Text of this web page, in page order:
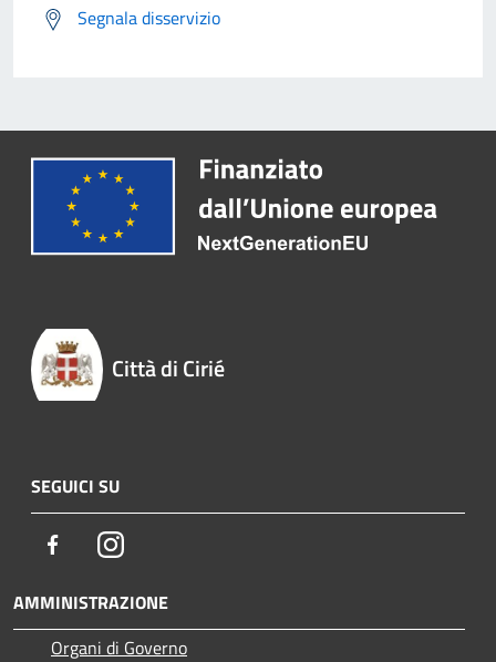
Segnala disservizio
Città di Cirié
SEGUICI SU
FacebookInstagram
AMMINISTRAZIONE
Organi di Governo